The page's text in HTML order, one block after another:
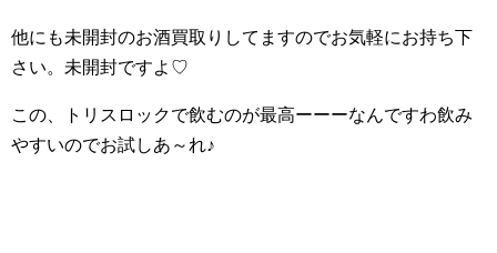
他にも未開封のお酒買取りしてますのでお気軽にお持ち下
さい。未開封ですよ♡
この、トリスロックで飲むのが最高ーーーなんですわ飲み
やすいのでお試しあ～れ♪